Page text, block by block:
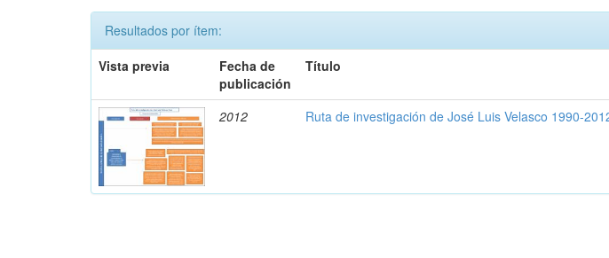
Resultados por ítem:
Vista previa
Fecha de
publicación
Título
2012 Ruta de investigación de José Luis Velasco 1990-